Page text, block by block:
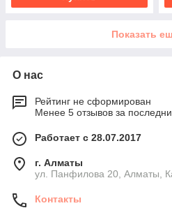
Показать
О нас
Рейтинг не сформирован
Менее 5 отзывов за
Работает с 28.07.2017
г. Алматы
ул. Панфилова 20, Алматы,
Контакты